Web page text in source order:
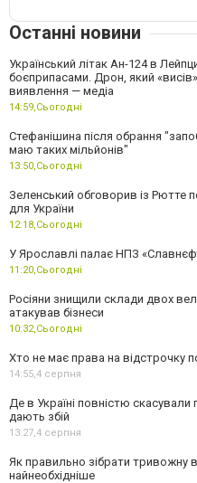
Останні новини
Український літак Ан-124 в
боєприпасами. Дрон, який
виявлення — медіа
14:59,Сьогодні
Стефанішина після обрання
маю таких мільйонів"
13:50,Сьогодні
Зеленський обговорив із Рютте
для України
12:18,Сьогодні
У Ярославлі палає НПЗ
11:20,Сьогодні
Росіяни знищили склади двох
атакував бізнеси
10:32,Сьогодні
Хто не має права на відстрочку
14:55,4 серпня
Де в Україні повністю скасували
дають збій
13:27,4 серпня
Як правильно зібрати тривожну
найнеобхідніше